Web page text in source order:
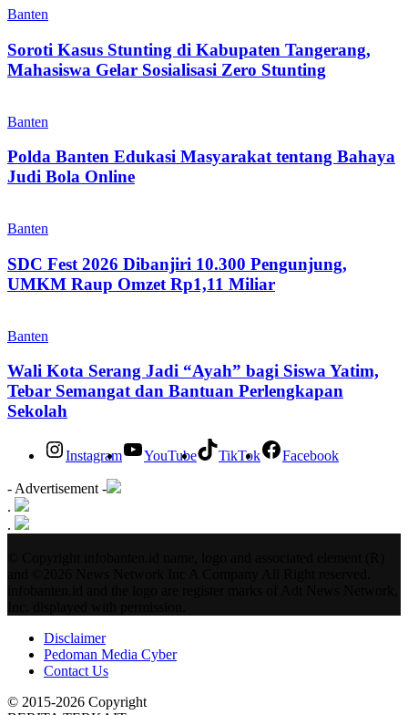
Banten
Soroti Kasus Stunting di Kabupaten Tangerang,
Mahasiswa Gelar Sosialisasi Zero Stunting
Banten
Polda Banten Edukasi Masyarakat tentang Bahaya
Judi Bola Online
Banten
SDC Fest 2026 Dibanjiri 10.300 Pengunjung,
UMKM Raup Omzet Rp1,11 Miliar
Banten
Wali Kota Serang Jadi “Ayah” bagi Siswa Yatim,
Tebar Semangat dan Bantuan Perlengkapan
Sekolah
Instagram YouTube TikTok Facebook
- Advertisement -
.
.
Disclaimer
Pedoman Media Cyber
Contact Us
© 2015-2026 Copyright